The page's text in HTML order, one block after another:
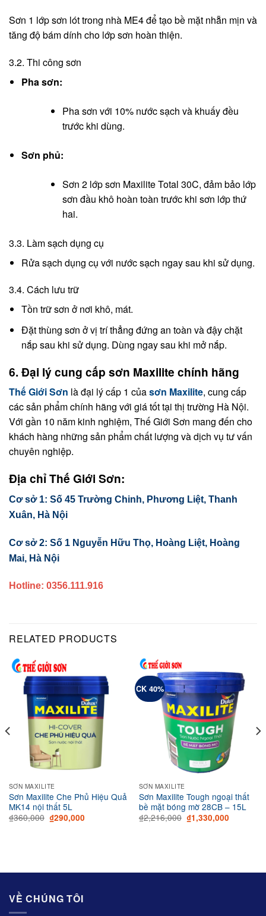
Sơn 1 lớp sơn lót trong nhà ME4 để tạo bề mặt nhẵn mịn và
tăng độ bám dính cho lớp sơn hoàn thiện.
3.2. Thi công sơn
Pha sơn:
Pha sơn với 10% nước sạch và khuấy đều
trước khi dùng.
Sơn phủ:
Sơn 2 lớp sơn Maxilite Total 30C, đảm bảo lớp
sơn đầu khô hoàn toàn trước khi sơn lớp thứ
hai.
3.3. Làm sạch dụng cụ
Rửa sạch dụng cụ với nước sạch ngay sau khi sử dụng.
3.4. Cách lưu trữ
Tồn trữ sơn ở nơi khô, mát.
Đặt thùng sơn ở vị trí thẳng đứng an toàn và đậy chặt
nắp sau khi sử dụng. Dùng ngay sau khi mở nắp.
6. Đại lý cung cấp sơn Maxilite chính hãng
Thế Giới Sơn là đại lý cấp 1 củasơn Maxilite, cung cấp
các sản phẩm chính hãng với giá tốt tại thị trường Hà Nội.
Với gần 10 năm kinh nghiệm, Thế Giới Sơn mang đến cho
khách hàng những sản phẩm chất lượng và dịch vụ tư vấn
chuyên nghiệp.
Địa chỉ Thế Giới Sơn:
Cơ sở 1: Số 45 Trường Chinh, Phương Liệt, Thanh
Xuân, Hà Nội
Cơ sở 2: Số 1 Nguyễn Hữu Thọ, Hoàng Liệt, Hoàng
Mai, Hà Nội
Hotline: 0356.111.916
RELATED PRODUCTS
SƠN MAXILITE
Sơn Maxilite Che Phủ Hiệu Quả
MK14 nội thất 5L
₫360,000 Original
price
₫290,000Current
CK 40%
SƠN MAXILITE
Sơn Maxilite Tough ngoại thất
bề mặt bóng mờ 28CB – 15L
₫2,216,000 Original
price
₫1,330,000Current
VỀ CHÚNG TÔI